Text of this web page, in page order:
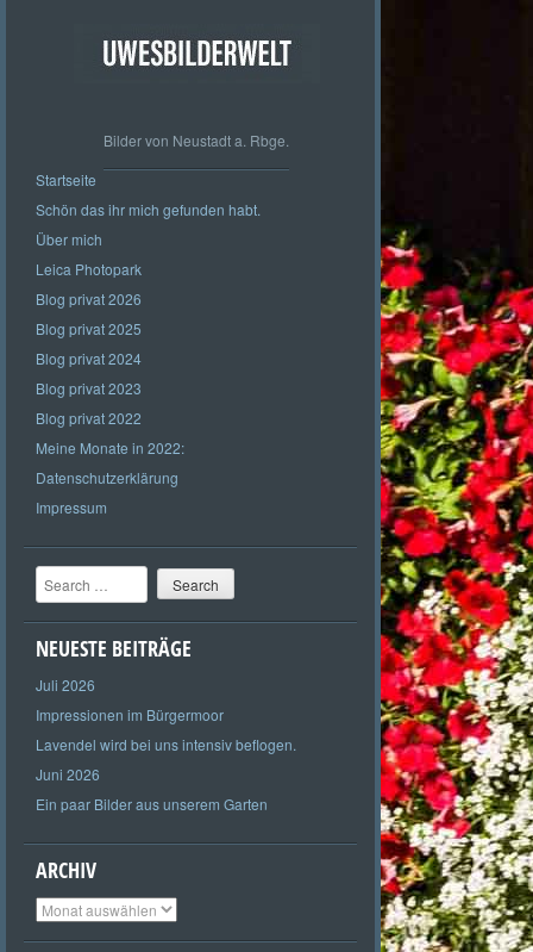
Bilder von Neustadt a. Rbge.
Startseite
Schön das ihr mich gefunden habt.
Über mich
Leica Photopark
Blog privat 2026
Blog privat 2025
Blog privat 2024
Blog privat 2023
Blog privat 2022
Meine Monate in 2022:
Datenschutzerklärung
Impressum
Search
NEUESTE BEITRÄGE
Juli 2026
Impressionen im Bürgermoor
Lavendel wird bei uns intensiv beflogen.
Juni 2026
Ein paar Bilder aus unserem Garten
ARCHIV
Archiv